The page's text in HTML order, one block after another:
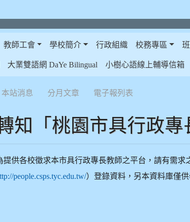
教師工會 學校簡介 行政組織 校務專區
大業雙語網 DaYe Bilingual 小樹心語線上輔導信箱
本站消息 分月文章 電子報列表
知「桃園市具行政專
提供各校徵求本市具行政專長教師之平台，請有需
people.csps.tyc.edu.tw/）登錄資料，另本資料庫僅